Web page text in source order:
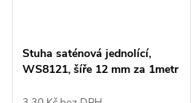
Stuha saténová jednolící,
WS8121, šíře 12 mm za 1metr